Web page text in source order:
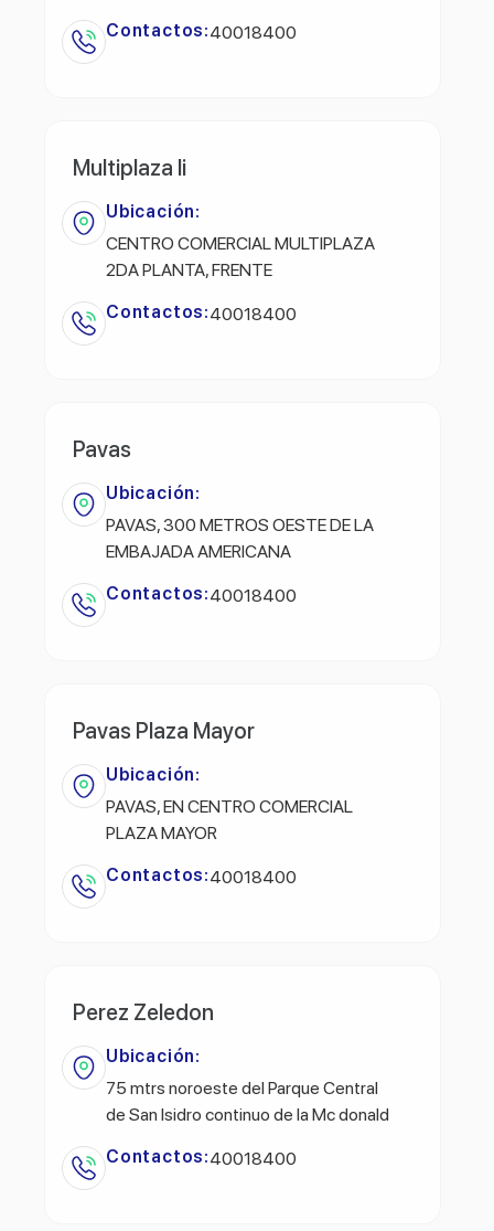
Contactos:40018400
Multiplaza Ii
Ubicación:
CENTRO COMERCIAL MULTIPLAZA
2DA PLANTA, FRENTE
Contactos:40018400
Pavas
Ubicación:
PAVAS, 300 METROS OESTE DE LA
EMBAJADA AMERICANA
Contactos:40018400
Pavas Plaza Mayor
Ubicación:
PAVAS, EN CENTRO COMERCIAL
PLAZA MAYOR
Contactos:40018400
Perez Zeledon
Ubicación:
75 mtrs noroeste del Parque Central
de San Isidro continuo de la Mc donald
Contactos:40018400